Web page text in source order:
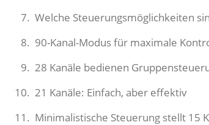
Welche Steuerungsmöglichkeiten
90-Kanal-Modus für maximale
28 Kanäle bedienen
21 Kanäle: Einfach, aber effektiv
Minimalistische Steuerung stellt 15